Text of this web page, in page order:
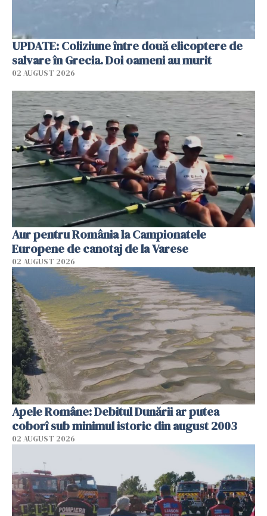
UPDATE: Coliziune între două elicoptere de
salvare în Grecia. Doi oameni au murit
02 AUGUST 2026
Aur pentru România la Campionatele
Europene de canotaj de la Varese
02 AUGUST 2026
Apele Române: Debitul Dunării ar putea
coborî sub minimul istoric din august 2003
02 AUGUST 2026